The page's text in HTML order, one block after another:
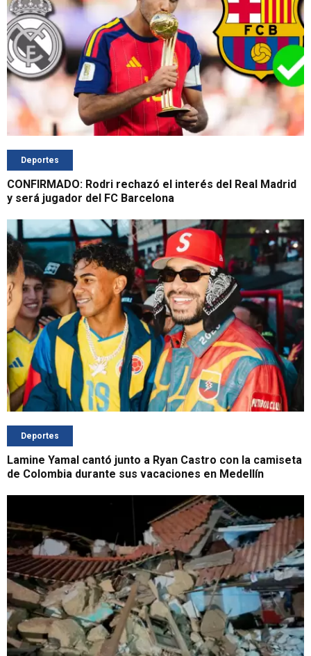
Deportes
CONFIRMADO: Rodri rechazó el interés del Real Madrid
y será jugador del FC Barcelona
Deportes
Lamine Yamal cantó junto a Ryan Castro con la camiseta
de Colombia durante sus vacaciones en Medellín